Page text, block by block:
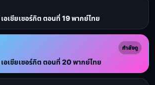
อเชียเซอร์กิต ตอนที่ 19 พากย์ไทย
กำลังดู
อเชียเซอร์กิต ตอนที่ 20 พากย์ไทย